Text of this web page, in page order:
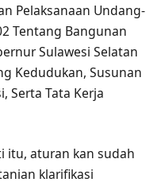
Pelaksanaan Undang-
Tentang Bangunan
Sulawesi Selatan
Kedudukan, Susunan
Serta Tata Kerja
itu, aturan kan sudah
klarifikasi